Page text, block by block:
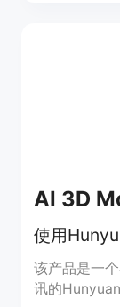
该产品是一
讯的